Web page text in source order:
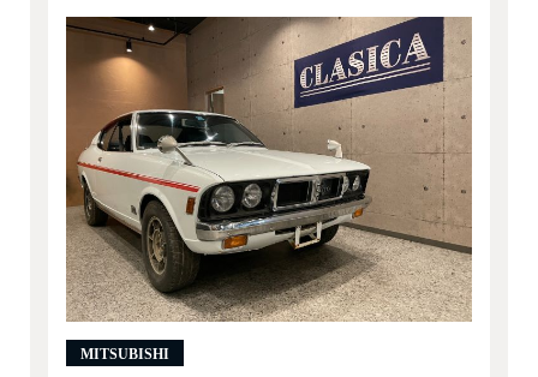
MITSUBISHI